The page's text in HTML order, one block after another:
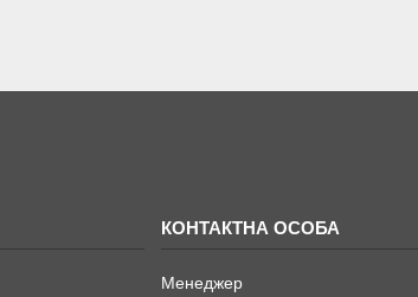
Менеджер